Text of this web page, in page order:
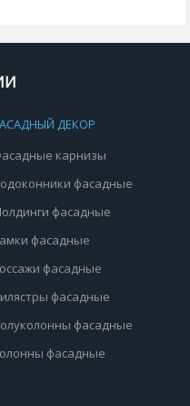
ДЕКОР
карнизы
фасадные
фасадные
фасадные
фасадные
фасадные
фасадные
фасадные